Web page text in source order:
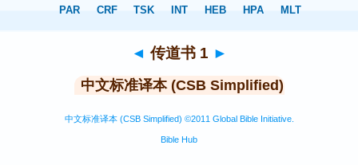
> 传道书 1
◄ 传道书 1 ►
中文标准译本 (CSB Simplified)
中文标准译本 (CSB Simplified) ©2011 Global Bible Initiative.
Bible Hub